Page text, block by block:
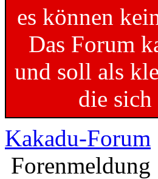
es können
Das Forum
und soll als
die
Kakadu-Forum
Forenmeldung